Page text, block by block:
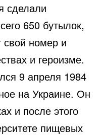
сделали
650 бутылок,
свой номер и
и героизме.
9 апреля 1984
на Украине. Он
и после этого
пищевых